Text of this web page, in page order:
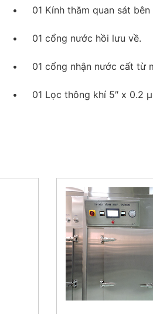
• 01 Kính thăm quan sát bên
• 01 cổng nước hồi lưu về.
• 01 cổng nhận nước cất từ
• 01 Lọc thông khí 5″ x 0.2